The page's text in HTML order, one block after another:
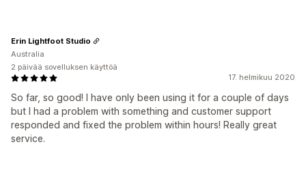
17. helmikuu 2020
So far, so good! I have only been using it for a couple of days
but I had a problem with something and customer support
responded and fixed the problem within hours! Really great
service.
Erin Lightfoot Studio
Australia
2 päivää sovelluksen käyttöä